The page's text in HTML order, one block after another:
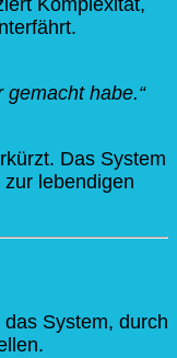
gemacht habe.“
Das System
lebendigen
System, durch